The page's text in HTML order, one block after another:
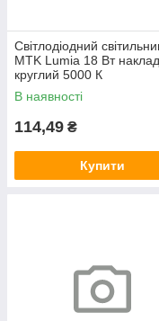
Світлодіодний
MTK Lumia 18 Вт
круглий 5000 К
В наявності
114,49 ₴
Купити